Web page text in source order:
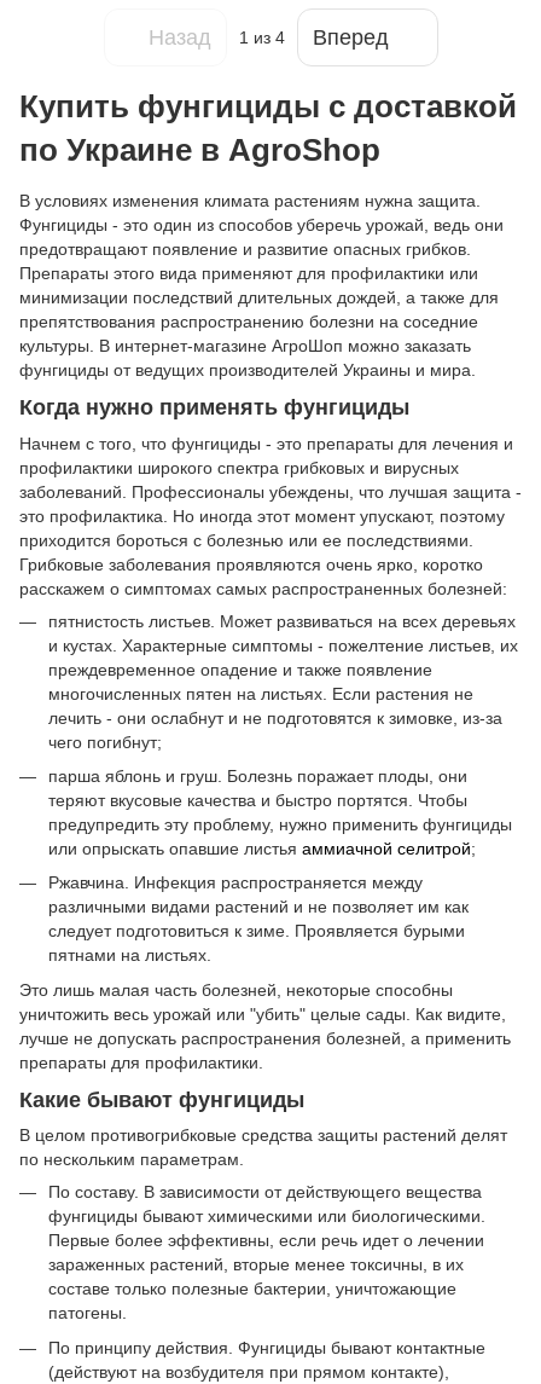
Назад 1 из 4 Вперед
Купить фунгициды с доставкой
по Украине в AgroShop
В условиях изменения климата растениям нужна защита.
Фунгициды - это один из способов уберечь урожай, ведь они
предотвращают появление и развитие опасных грибков.
Препараты этого вида применяют для профилактики или
минимизации последствий длительных дождей, а также для
препятствования распространению болезни на соседние
культуры. В интернет-магазине АгроШоп можно заказать
фунгициды от ведущих производителей Украины и мира.
Когда нужно применять фунгициды
Начнем с того, что фунгициды - это препараты для лечения и
профилактики широкого спектра грибковых и вирусных
заболеваний. Профессионалы убеждены, что лучшая защита -
это профилактика. Но иногда этот момент упускают, поэтому
приходится бороться с болезнью или ее последствиями.
Грибковые заболевания проявляются очень ярко, коротко
расскажем о симптомах самых распространенных болезней:
пятнистость листьев. Может развиваться на всех деревьях
и кустах. Характерные симптомы - пожелтение листьев, их
преждевременное опадение и также появление
многочисленных пятен на листьях. Если растения не
лечить - они ослабнут и не подготовятся к зимовке, из-за
чего погибнут;
парша яблонь и груш. Болезнь поражает плоды, они
теряют вкусовые качества и быстро портятся. Чтобы
предупредить эту проблему, нужно применить фунгициды
или опрыскать опавшие листья аммиачной селитрой;
Ржавчина. Инфекция распространяется между
различными видами растений и не позволяет им как
следует подготовиться к зиме. Проявляется бурыми
пятнами на листьях.
Это лишь малая часть болезней, некоторые способны
уничтожить весь урожай или "убить" целые сады. Как видите,
лучше не допускать распространения болезней, а применить
препараты для профилактики.
Какие бывают фунгициды
В целом противогрибковые средства защиты растений делят
по нескольким параметрам.
По составу. В зависимости от действующего вещества
фунгициды бывают химическими или биологическими.
Первые более эффективны, если речь идет о лечении
зараженных растений, вторые менее токсичны, в их
составе только полезные бактерии, уничтожающие
патогены.
По принципу действия. Фунгициды бывают контактные
(действуют на возбудителя при прямом контакте),